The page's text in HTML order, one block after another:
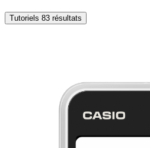
Tutoriels 83 résultats